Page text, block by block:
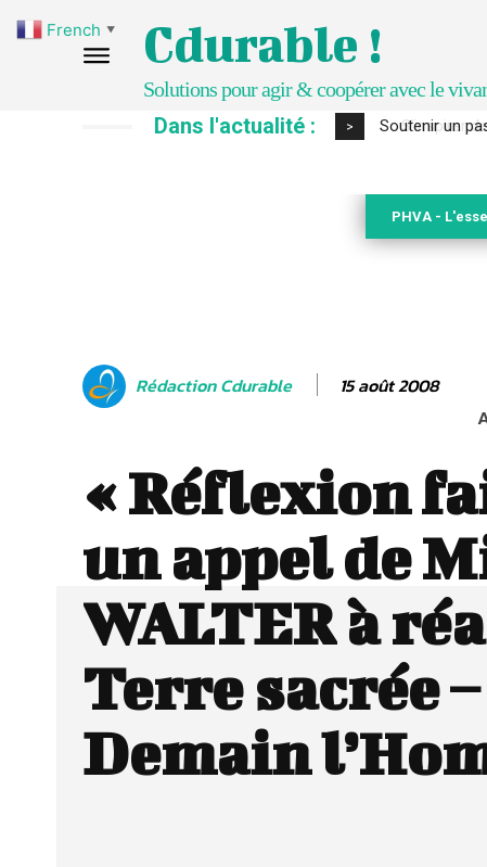
Cdurable !
Solutions pour agir & coopérer avec le
Dans l'actualité : > S’inspirer de
PHVA -
Rédaction Cdurable 15 août 2008
« Réflexion
un appel de
WALTER à
Terre sacrée –
Demain
French ▼